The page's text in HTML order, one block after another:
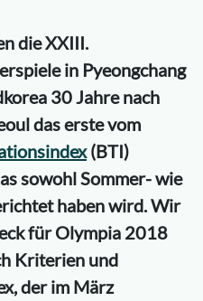
die XXIII.
in Pyeongchang
30 Jahre nach
das erste vom
(BTI)
sowohl Sommer- wie
haben wird. Wir
für Olympia 2018
Kriterien und
der im März